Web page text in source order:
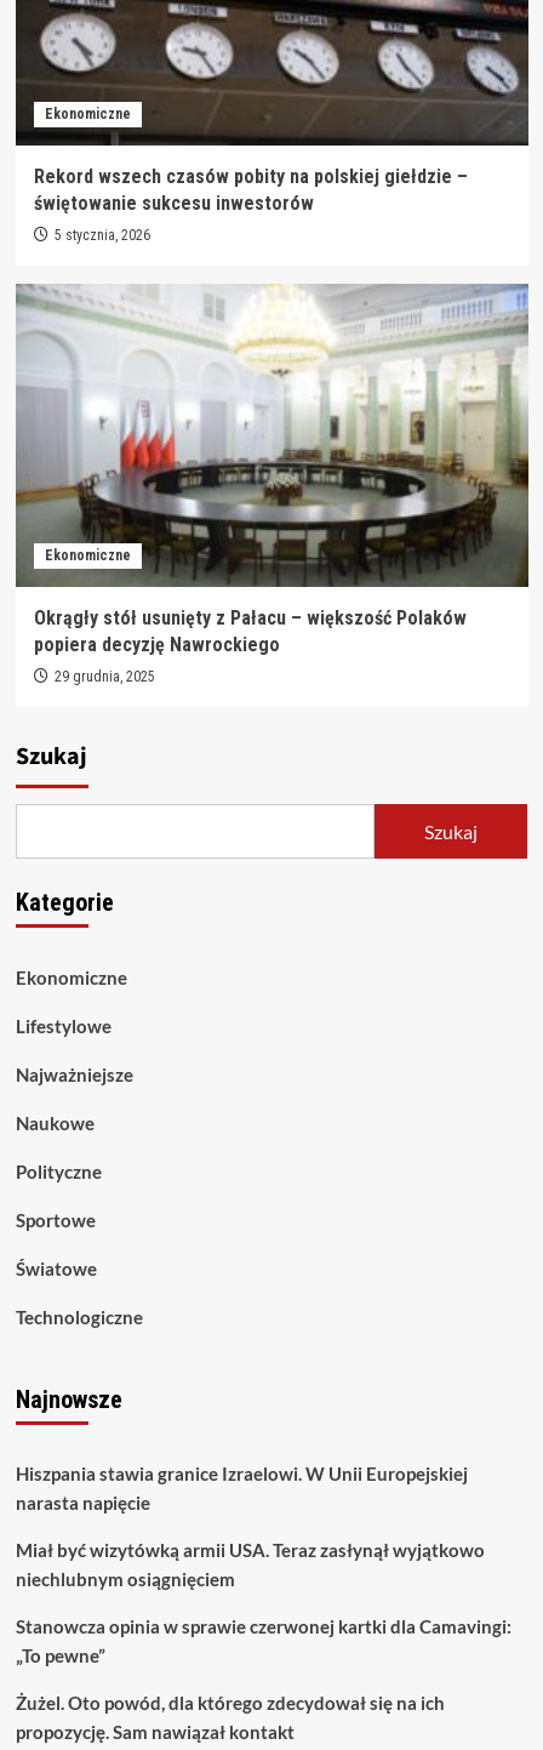
Ekonomiczne
Rekord wszech czasów pobity na polskiej giełdzie –
świętowanie sukcesu inwestorów
5 stycznia, 2026
Ekonomiczne
Okrągły stół usunięty z Pałacu – większość Polaków
popiera decyzję Nawrockiego
29 grudnia, 2025
Szukaj
Szukaj
Kategorie
Ekonomiczne
Lifestylowe
Najważniejsze
Naukowe
Polityczne
Sportowe
Światowe
Technologiczne
Najnowsze
Hiszpania stawia granice Izraelowi. W Unii Europejskiej
narasta napięcie
Miał być wizytówką armii USA. Teraz zasłynął wyjątkowo
niechlubnym osiągnięciem
Stanowcza opinia w sprawie czerwonej kartki dla Camavingi:
„To pewne”
Żużel. Oto powód, dla którego zdecydował się na ich
propozycję. Sam nawiązał kontakt